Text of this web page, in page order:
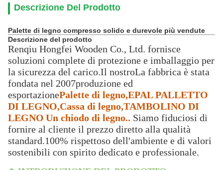
Descrizione Del Prodotto
Palette di legno compresso solido e durevole più vendute
Descrizione del prodotto
Renqiu Hongfei Wooden Co., Ltd. fornisce
soluzioni complete di protezione e imballaggio per
la sicurezza del carico.Il nostroLa fabbrica è stata
fondata nel 2007produzione ed
esportazionePalette di legno,EPAL PALLETTO
DI LEGNO,Cassa di legno,TAMBOLINO DI
LEGNO Un chiodo di legno.. Siamo fiduciosi di
fornire al cliente il prezzo diretto alla qualità
standard.100% rispettoso dell'ambiente e di valori
sostenibili con spirito dedicato e professionale.